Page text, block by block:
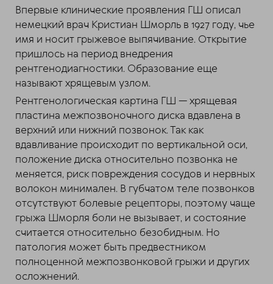
Впервые клинические проявления ГШ описал
немецкий врач Кристиан Шморль в 1927 году, чье
имя и носит грыжевое выпячивание. Открытие
пришлось на период внедрения
рентгенодиагностики. Образование еще
называют хрящевым узлом.
Рентгенологическая картина ГШ — хрящевая
пластина межпозвоночного диска вдавлена в
верхний или нижний позвонок. Так как
вдавливание происходит по вертикальной оси,
положение диска относительно позвонка не
меняется, риск повреждения сосудов и нервных
волокон минимален. В губчатом теле позвонков
отсутствуют болевые рецепторы, поэтому чаще
грыжа Шморля боли не вызывает, и состояние
считается относительно безобидным. Но
патология может быть предвестником
полноценной межпозвонковой грыжи и других
осложнений.